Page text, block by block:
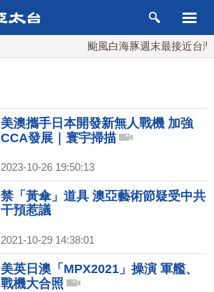
颱風白海豚週末最接近台灣
美澳攜手日本開發新無人戰機 加強
CCA發展｜寰宇掃描
2023-10-26 19:50:13
禁「黃傘」道具 澳亞藝術節疑受中共
干預惹議
2021-10-29 14:38:01
美英日澳「MPX2021」操演 軍艦、
戰機大合照